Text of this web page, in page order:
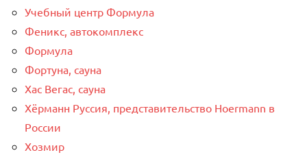
Учебный центр Формула
Феникс, автокомплекс
Формула
Фортуна, сауна
Хас Вегас, сауна
Хёрманн Руссия, представительство Hoermann в
России
Хозмир